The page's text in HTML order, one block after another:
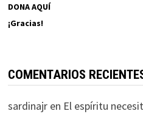
DONA AQUÍ
¡Gracias!
COMENTARIOS
sardinajren El espíritu